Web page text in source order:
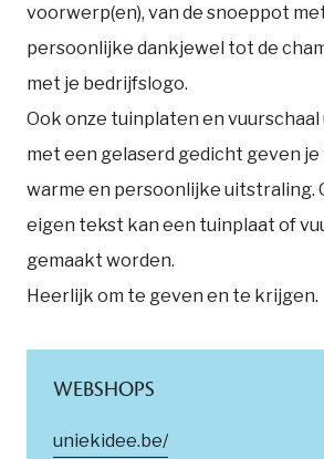
voorwerp(en), van de snoeppot
persoonlijke dankjewel tot de
met je bedrijfslogo.
Ook onze tuinplaten en
met een gelaserd gedicht geven je
warme en persoonlijke uitstraling.
eigen tekst kan een tuinplaat of
gemaakt worden.
Heerlijk om te geven en te krijgen.
WEBSHOPS
uniekidee.be/